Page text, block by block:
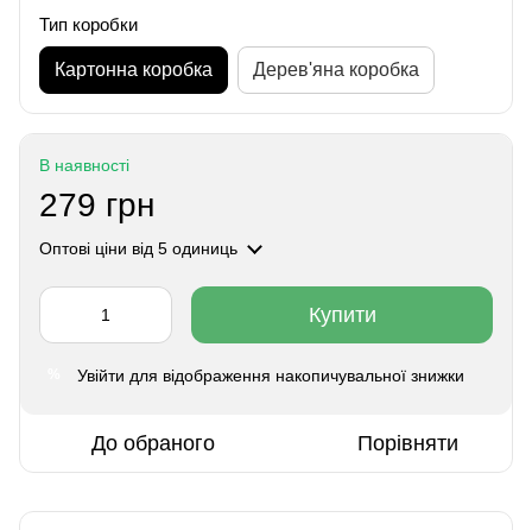
Тип коробки
Картонна коробка Дерев'яна коробка
В наявності
279 грн
Оптові ціни від 5 одиниць
Купити
Увійти для відображення накопичувальної знижки
До обраного Порівняти